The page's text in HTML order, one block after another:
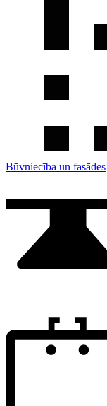
Būvniecība un fasādes